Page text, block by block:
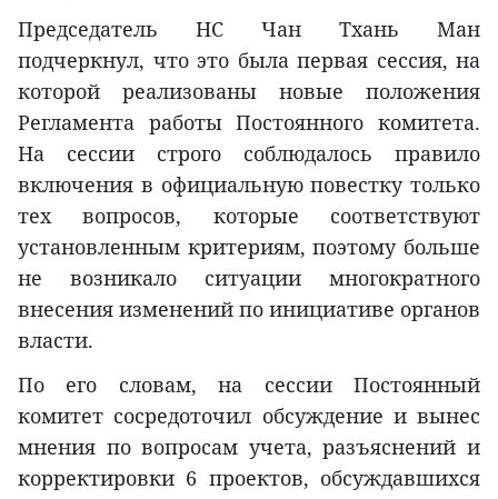
Председатель НС Чан Тхань Ман
подчеркнул, что это была первая сессия, на
которой реализованы новые положения
Регламента работы Постоянного комитета.
На сессии строго соблюдалось правило
включения в официальную повестку только
тех вопросов, которые соответствуют
установленным критериям, поэтому больше
не возникало ситуации многократного
внесения изменений по инициативе органов
власти.
По его словам, на сессии Постоянный
комитет сосредоточил обсуждение и вынес
мнения по вопросам учета, разъяснений и
корректировки 6 проектов, обсуждавшихся